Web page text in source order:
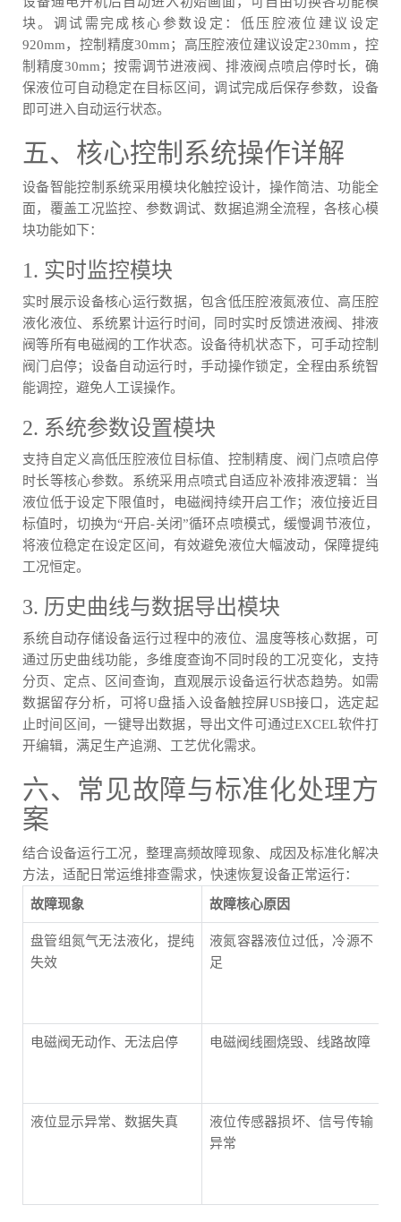
块。调试需完成核心参数设定：低压腔液位建议设定
920mm，控制精度30mm；高压腔液位建议设定230mm，控
制精度30mm；按需调节进液阀、排液阀点喷启停时长，确
保液位可自动稳定在目标区间，调试完成后保存参数，设备
即可进入自动运行状态。
五、核心控制系统操作详解
设备智能控制系统采用模块化触控设计，操作简洁、功能全
面，覆盖工况监控、参数调试、数据追溯全流程，各核心模
块功能如下：
1. 实时监控模块
实时展示设备核心运行数据，包含低压腔液氮液位、高压腔
液化液位、系统累计运行时间，同时实时反馈进液阀、排液
阀等所有电磁阀的工作状态。设备待机状态下，可手动控制
阀门启停；设备自动运行时，手动操作锁定，全程由系统智
能调控，避免人工误操作。
2. 系统参数设置模块
支持自定义高低压腔液位目标值、控制精度、阀门点喷启停
时长等核心参数。系统采用点喷式自适应补液排液逻辑：当
液位低于设定下限值时，电磁阀持续开启工作；液位接近目
标值时，切换为“开启-关闭”循环点喷模式，缓慢调节液位，
将液位稳定在设定区间，有效避免液位大幅波动，保障提纯
工况恒定。
3. 历史曲线与数据导出模块
系统自动存储设备运行过程中的液位、温度等核心数据，可
通过历史曲线功能，多维度查询不同时段的工况变化，支持
分页、定点、区间查询，直观展示设备运行状态趋势。如需
数据留存分析，可将U盘插入设备触控屏USB接口，选定起
止时间区间，一键导出数据，导出文件可通过EXCEL软件打
开编辑，满足生产追溯、工艺优化需求。
六、常见故障与标准化处理方
案
结合设备运行工况，整理高频故障现象、成因及标准化解决
方法，适配日常运维排查需求，快速恢复设备正常运行：
故障现象 故障核心原因
盘管组氮气无法液化，提纯
失效
液氮容器液位过低，冷源不
足
电磁阀无动作、无法启停 电磁阀线圈烧毁、线路故障
液位显示异常、数据失真
液位传感器损坏、信号传输
异常